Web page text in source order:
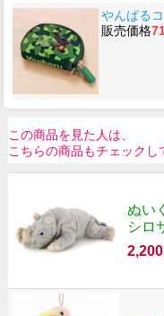
やんばる
販売価格
この商品を見た人は、
こちらの商品もチェックし
ぬい
シロ
2,200